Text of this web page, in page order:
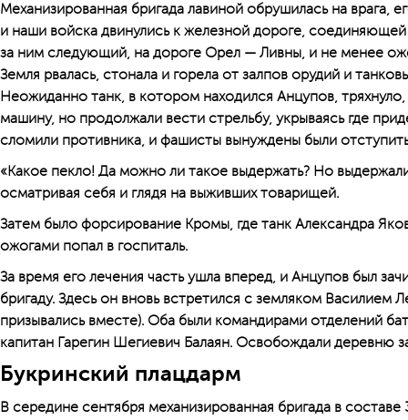
Механизированная бригада лавиной обрушилась на врага,
и наши войска двинулись к железной дороге,
за ним следующий, на дороге Орел — Ливны, и не менее
Земля рвалась, стонала и горела от залпов орудий и
Неожиданно танк, в котором находился Анцупов,
машину, но продолжали вести стрельбу, укрываясь где
сломили противника, и фашисты вынуждены были
«Какое пекло! Да можно ли такое выдержать? Но
осматривая себя и глядя на выживших товарищей.
Затем было форсирование Кромы, где танк Александра
ожогами попал в госпиталь.
За время его лечения часть ушла вперед, и Анцупов был
бригаду. Здесь он вновь встретился с земляком Василием
призывались вместе). Оба были командирами отделений
капитан Гарегин Шегиевич Балаян. Освобождали деревню
Букринский плацдарм
В середине сентября механизированная бригада в